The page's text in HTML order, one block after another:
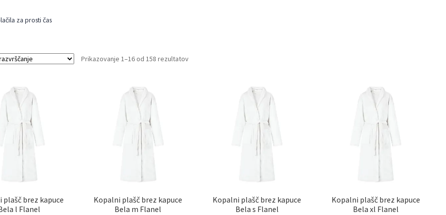
za prosti čas
Prikazovanje 1–16 od 158 rezultatov
plašč brez kapuce
l Flanel
Kopalni plašč brez kapuce
Bela m Flanel
Kopalni plašč brez kapuce
Bela s Flanel
Kopalni plašč brez kapuce
Bela xl Flanel